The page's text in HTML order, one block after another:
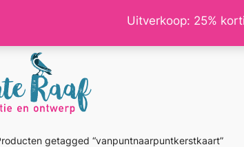
Uitverkoop: 25%
getagged “vanpuntnaarpuntkerstkaart”